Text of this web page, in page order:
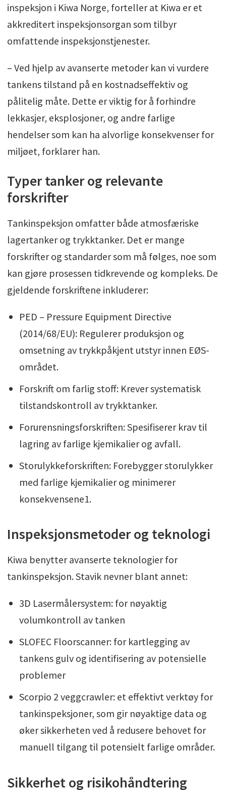
inspeksjon i Kiwa Norge, forteller at Kiwa er et
akkreditert inspeksjonsorgan som tilbyr
omfattende inspeksjonstjenester.
– Ved hjelp av avanserte metoder kan vi vurdere
tankens tilstand på en kostnadseffektiv og
pålitelig måte. Dette er viktig for å forhindre
lekkasjer, eksplosjoner, og andre farlige
hendelser som kan ha alvorlige konsekvenser for
miljøet, forklarer han.
Typer tanker og relevante
forskrifter
Tankinspeksjon omfatter både atmosfæriske
lagertanker og trykktanker. Det er mange
forskrifter og standarder som må følges, noe som
kan gjøre prosessen tidkrevende og kompleks. De
gjeldende forskriftene inkluderer:
PED – Pressure Equipment Directive
(2014/68/EU): Regulerer produksjon og
omsetning av trykkpåkjent utstyr innen EØS-
området.
Forskrift om farlig stoff: Krever systematisk
tilstandskontroll av trykktanker.
Forurensningsforskriften: Spesifiserer krav til
lagring av farlige kjemikalier og avfall.
Storulykkeforskriften: Forebygger storulykker
med farlige kjemikalier og minimerer
konsekvensene1.
Inspeksjonsmetoder og teknologi
Kiwa benytter avanserte teknologier for
tankinspeksjon. Stavik nevner blant annet:
3D Lasermålersystem: for nøyaktig
volumkontroll av tanken
SLOFEC Floorscanner: for kartlegging av
tankens gulv og identifisering av potensielle
problemer
Scorpio 2 veggcrawler: et effektivt verktøy for
tankinspeksjoner, som gir nøyaktige data og
øker sikkerheten ved å redusere behovet for
manuell tilgang til potensielt farlige områder.
Sikkerhet og risikohåndtering